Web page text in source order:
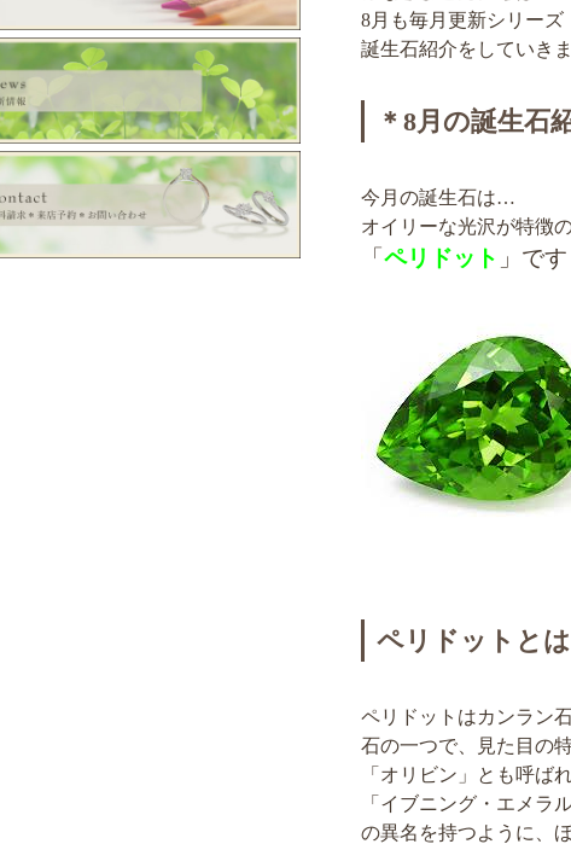
8月も毎月更新シリーズ
誕生石紹介をしていき
＊8月の誕生石
今月の誕生石は…
オイリーな光沢が特徴
「 ペリドット 」で
ペリドットとは
ペリドットはカンラン
石の一つで、見た目の
「オリビン」とも呼ば
「イブニング・エメラル
の異名を持つように、